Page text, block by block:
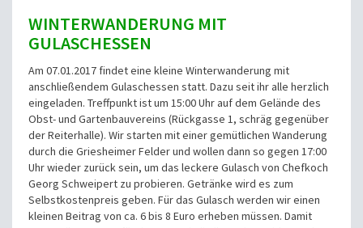
WINTERWANDERUNG MIT
GULASCHESSEN
Am 07.01.2017 findet eine kleine Winterwanderung mit
anschließendem Gulaschessen statt. Dazu seit ihr alle herzlich
eingeladen. Treffpunkt ist um 15:00 Uhr auf dem Gelände des
Obst- und Gartenbauvereins (Rückgasse 1, schräg gegenüber
der Reiterhalle). Wir starten mit einer gemütlichen Wanderung
durch die Griesheimer Felder und wollen dann so gegen 17:00
Uhr wieder zurück sein, um das leckere Gulasch von Chefkoch
Georg Schweipert zu probieren. Getränke wird es zum
Selbstkostenpreis geben. Für das Gulasch werden wir einen
kleinen Beitrag von ca. 6 bis 8 Euro erheben müssen. Damit